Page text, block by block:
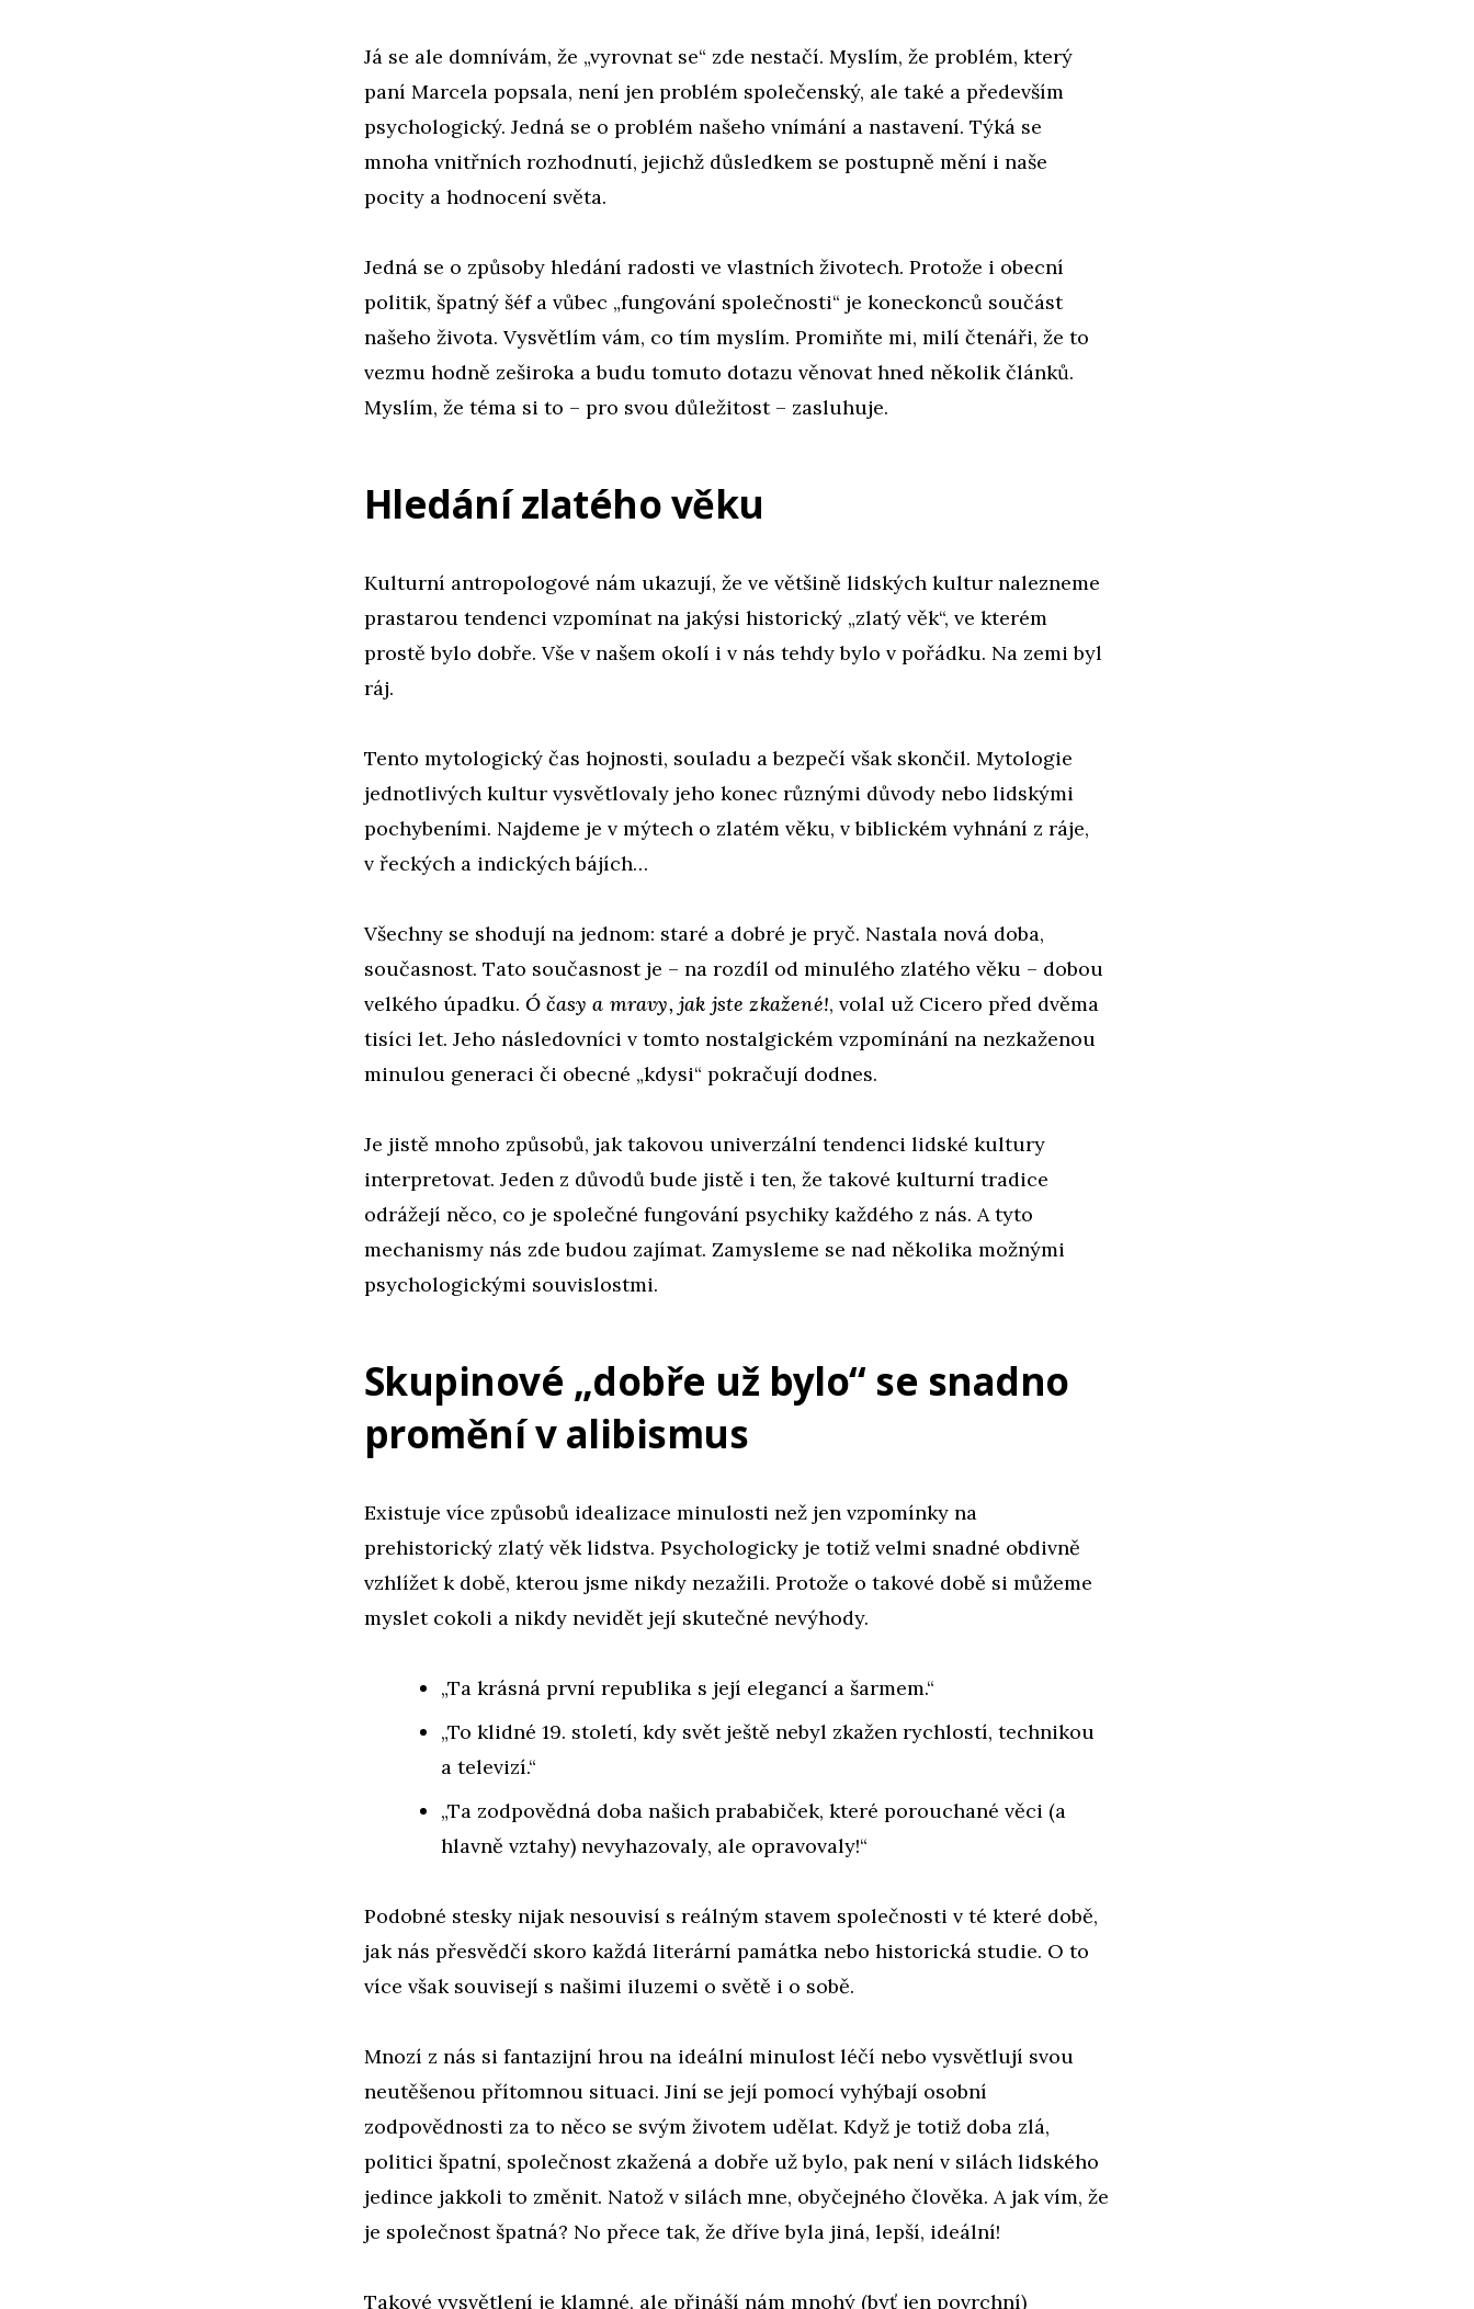
Já se ale domnívám, že „vyrovnat se“ zde nestačí. Myslím, že problém, který
paní Marcela popsala, není jen problém společenský, ale také a především
psychologický. Jedná se o problém našeho vnímání a nastavení. Týká se
mnoha vnitřních rozhodnutí, jejichž důsledkem se postupně mění i naše
pocity a hodnocení světa.
Jedná se o způsoby hledání radosti ve vlastních životech. Protože i obecní
politik, špatný šéf a vůbec „fungování společnosti“ je koneckonců součást
našeho života. Vysvětlím vám, co tím myslím. Promiňte mi, milí čtenáři, že to
vezmu hodně zeširoka a budu tomuto dotazu věnovat hned několik článků.
Myslím, že téma si to – pro svou důležitost – zasluhuje.
Hledání zlatého věku
Kulturní antropologové nám ukazují, že ve většině lidských kultur nalezneme
prastarou tendenci vzpomínat na jakýsi historický „zlatý věk“, ve kterém
prostě bylo dobře. Vše v našem okolí i v nás tehdy bylo v pořádku. Na zemi byl
ráj.
Tento mytologický čas hojnosti, souladu a bezpečí však skončil. Mytologie
jednotlivých kultur vysvětlovaly jeho konec různými důvody nebo lidskými
pochybeními. Najdeme je v mýtech o zlatém věku, v biblickém vyhnání z ráje,
v řeckých a indických bájích…
Všechny se shodují na jednom: staré a dobré je pryč. Nastala nová doba,
současnost. Tato současnost je – na rozdíl od minulého zlatého věku – dobou
velkého úpadku. Ó časy a mravy, jak jste zkažené!, volal už Cicero před dvěma
tisíci let. Jeho následovníci v tomto nostalgickém vzpomínání na nezkaženou
minulou generaci či obecné „kdysi“ pokračují dodnes.
Je jistě mnoho způsobů, jak takovou univerzální tendenci lidské kultury
interpretovat. Jeden z důvodů bude jistě i ten, že takové kulturní tradice
odrážejí něco, co je společné fungování psychiky každého z nás. A tyto
mechanismy nás zde budou zajímat. Zamysleme se nad několika možnými
psychologickými souvislostmi.
Skupinové „dobře už bylo“ se snadno
promění v alibismus
Existuje více způsobů idealizace minulosti než jen vzpomínky na
prehistorický zlatý věk lidstva. Psychologicky je totiž velmi snadné obdivně
vzhlížet k době, kterou jsme nikdy nezažili. Protože o takové době si můžeme
myslet cokoli a nikdy nevidět její skutečné nevýhody.
„Ta krásná první republika s její elegancí a šarmem.“
„To klidné 19. století, kdy svět ještě nebyl zkažen rychlostí, technikou
a televizí.“
„Ta zodpovědná doba našich prababiček, které porouchané věci (a
hlavně vztahy) nevyhazovaly, ale opravovaly!“
Podobné stesky nijak nesouvisí s reálným stavem společnosti v té které době,
jak nás přesvědčí skoro každá literární památka nebo historická studie. O to
více však souvisejí s našimi iluzemi o světě i o sobě.
Mnozí z nás si fantazijní hrou na ideální minulost léčí nebo vysvětlují svou
neutěšenou přítomnou situaci. Jiní se její pomocí vyhýbají osobní
zodpovědnosti za to něco se svým životem udělat. Když je totiž doba zlá,
politici špatní, společnost zkažená a dobře už bylo, pak není v silách lidského
jedince jakkoli to změnit. Natož v silách mne, obyčejného člověka. A jak vím, že
je společnost špatná? No přece tak, že dříve byla jiná, lepší, ideální!
Takové vysvětlení je klamné, ale přináší nám mnohý (byť jen povrchní)